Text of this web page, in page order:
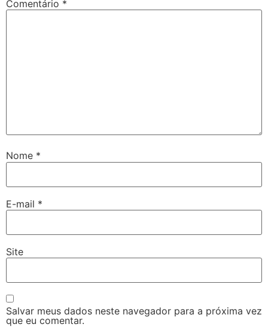
Comentário *
Nome *
E-mail *
Site
Salvar meus dados neste navegador para a próxima vez
que eu comentar.